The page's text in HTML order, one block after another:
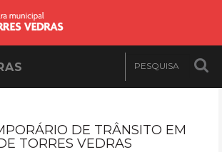
DE TRÂNSITO EM
TORRES VEDRAS